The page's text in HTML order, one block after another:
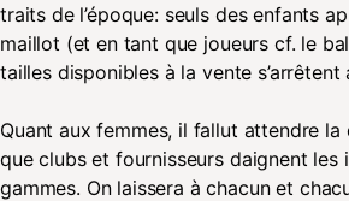
traits de l’époque: seuls des enfants
maillot (et en tant que joueurs cf. le
tailles disponibles à la vente
Quant aux femmes, il fallut attendre la
que clubs et fournisseurs daignent les
gammes. On laissera à chacun et